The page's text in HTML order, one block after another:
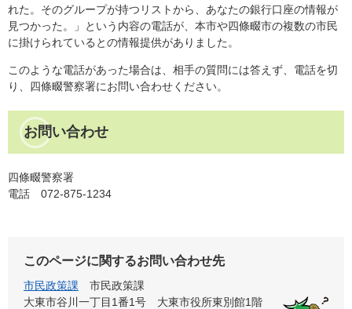
れた。そのグループが持つリストから、あなたの銀行口座の情報が
見つかった。」という内容の電話が、本市や四條畷市の複数の市民
に掛けられているとの情報提供がありました。
このような電話があった場合は、相手の質問には答えず、電話を切
り、四條畷警察署にお問い合わせください。
お問い合わせ
四條畷警察署
電話 072-875-1234
このページに関するお問い合わせ先
市民政策課
市民政策課
大東市谷川一丁目1番1号 大東市役所東別館1階